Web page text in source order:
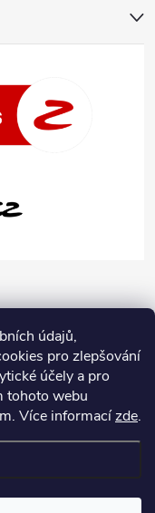
údajů,
pro zlepšování
účely a pro
tohoto webu
Více informacízde.